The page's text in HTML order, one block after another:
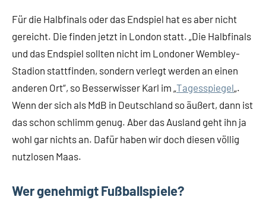
Für die Halbfinals oder das Endspiel hat es aber nicht
gereicht. Die finden jetzt in London statt. „Die Halbfinals
und das Endspiel sollten nicht im Londoner Wembley-
Stadion stattfinden, sondern verlegt werden an einen
anderen Ort“, so Besserwisser Karl im „Tagesspiegel„.
Wenn der sich als MdB in Deutschland so äußert, dann ist
das schon schlimm genug. Aber das Ausland geht ihn ja
wohl gar nichts an. Dafür haben wir doch diesen völlig
nutzlosen Maas.
Wer genehmigt Fußballspiele?